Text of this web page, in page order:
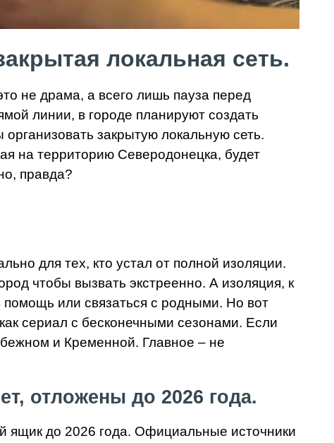
локальная сеть.
не драма, а всего лишь пауза перед
линии, в городе планируют создать
закрытую локальную сеть.
на территорию Северодонецка, будет
правда?
для тех, кто устал от полной изоляции.
чтобы вызвать экстреенно. А изоляция, к
помощь или связаться с родными. Но вот
сериал с бесконечными сезонами. Если
и Кременной. Главное – не
отложены до 2026 года.
ящик до 2026 года. Официальные источники